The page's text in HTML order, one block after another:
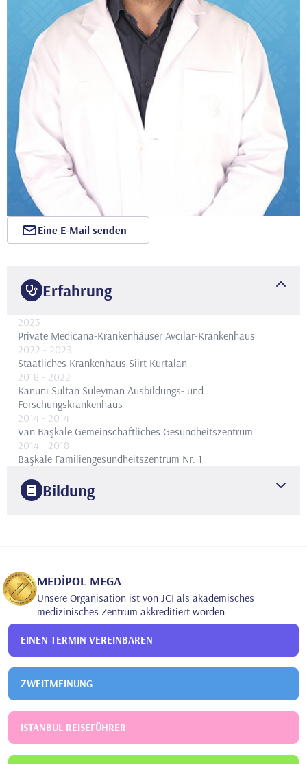
Erfahrung
2023
Private Medicana-Krankenhäuser Avcılar-Krankenhaus
2022 - 2023
Staatliches Krankenhaus Siirt Kurtalan
2018 - 2022
Kanuni Sultan Süleyman Ausbildungs- und
Forschungskrankenhaus
2014 - 2014
Van Başkale Gemeinschaftliches Gesundheitszentrum
2014 - 2018
Başkale Familiengesundheitszentrum Nr. 1
Bildung
Süleyman and Research Hospital
krankheiten
Eine E-Mail senden
MEDİPOL MEGA
Unsere Organisation ist von JCI als akademisches
medizinisches Zentrum akkreditiert worden.
EINEN TERMIN VEREINBAREN
ZWEITMEINUNG
ISTANBUL REISEFÜHRER